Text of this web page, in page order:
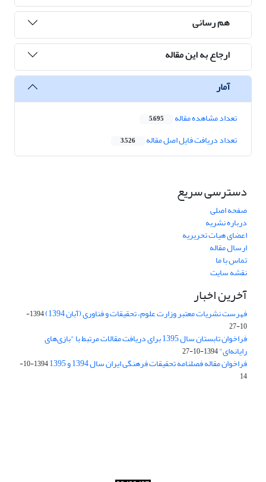
هم رسانی
ارجاع به این مقاله
آمار
تعداد مشاهده مقاله 5,695
تعداد دریافت فایل اصل مقاله 3,526
دسترسی سریع
صفحه اصلی
درباره نشریه
اعضای هیات تحریریه
ارسال مقاله
تماس با ما
نقشه سایت
آخرین اخبار
فهرست نشریات معتبر وزارت علوم، تحقیقات و فناوری (آبان 1394)
1394-
10-27
فراخوان تابستان سال 1395 برای دریافت مقالات مرتبط با "بازی‌های
رایانه‌ای"1394-10-27
فراخوان مقاله فصلنامه تحقیقات فرهنگی ایران سال 1394 و 1395
1394-10-
14